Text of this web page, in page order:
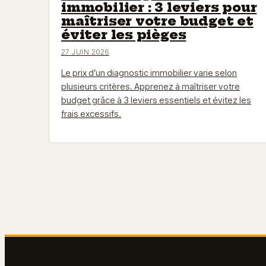
immobilier : 3 leviers pour
maîtriser votre budget et
éviter les pièges
27 JUIN 2026
Le prix d’un diagnostic immobilier varie selon
plusieurs critères. Apprenez à maîtriser votre
budget grâce à 3 leviers essentiels et évitez les
frais excessifs.